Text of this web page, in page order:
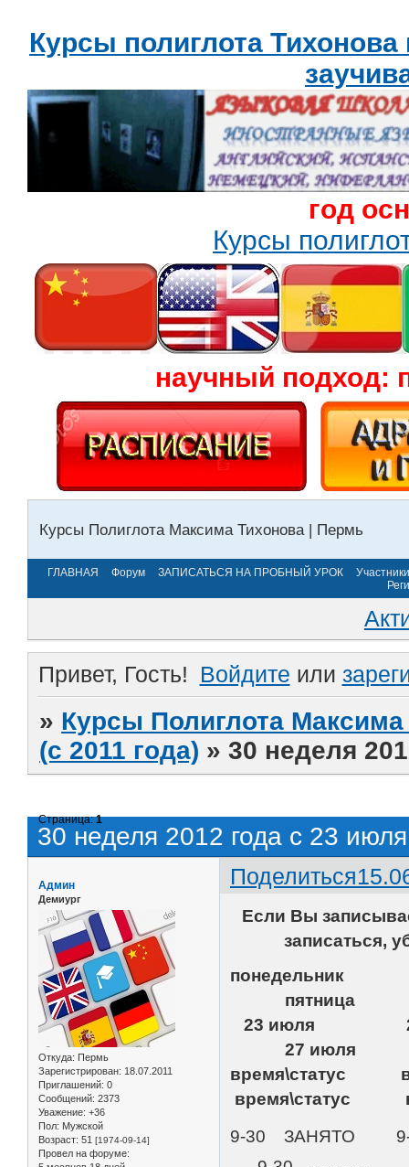
Курсы полиглота
год
Курсы
научный подход:
Курсы Полиглота Максима Тихонова | Пермь
ГЛАВНАЯ Форум ЗАПИСАТЬСЯ НА ПРОБНЫЙ УРОК
Участники
Привет, Гость! Войдите или
» Курсы Полиглота
(с 2011 года) »30 неделя
30 неделя 2012 года с 23
Страница:1
Поделиться
Админ
Демиург
Откуда: Пермь
Зарегистрирован: 18.07.2011
Приглашений: 0
Сообщений: 2373
Уважение: +36
Пол: Мужской
Возраст: 51 [1974-09-14]
Провел на форуме:
Если Вы
записаться,
пятница
23 июля
27 июля
время\статус
время\статус
9-30 ЗАНЯТО